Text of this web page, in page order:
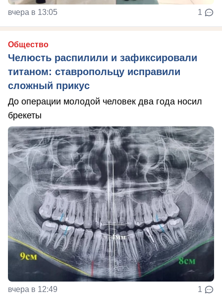
вчера в 13:05 1
Общество
Челюсть распилили и зафиксировали
титаном: ставропольцу исправили
сложный прикус
До операции молодой человек два года носил
брекеты
вчера в 12:49 1